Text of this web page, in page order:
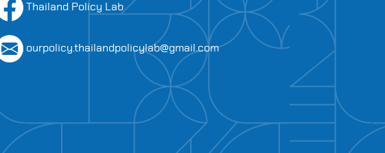
Thailand Policy Lab
ourpolicy.thailandpolicylab@gmail.com